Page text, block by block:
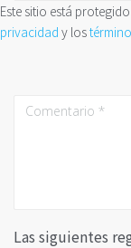
Este sitio está
privacidad y los
Las siguientes